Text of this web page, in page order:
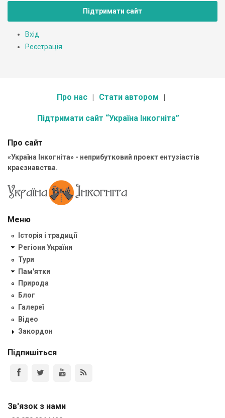
Підтримати сайт
Вхід
Реєстрація
Про нас Стати автором
Підтримати сайт “Україна Інкогніта”
Про сайт
«Україна Інкогніта» - неприбутковий проект ентузіастів
краєзнавства.
Меню
Історія і традиції
Регіони України
Тури
Пам'ятки
Природа
Блог
Галереї
Відео
Закордон
Підпишіться
Зв'язок з нами